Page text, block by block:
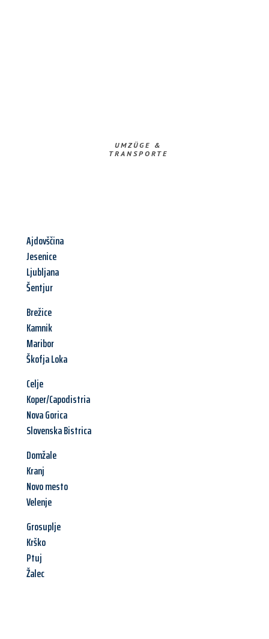
UMZÜGE &
TRANSPORTE
Ajdovščina
Jesenice
Ljubljana
Šentjur
Brežice
Kamnik
Maribor
Škofja Loka
Celje
Koper/Capodistria
Nova Gorica
Slovenska Bistrica
Domžale
Kranj
Novo mesto
Velenje
Grosuplje
Krško
Ptuj
Žalec